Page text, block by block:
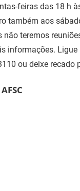
feiras das 18 h
também aos
não teremos
informações. Ligue
ou deixe recado